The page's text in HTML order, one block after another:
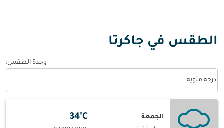
الطقس في جاكرتا
وحدة الطقس:
درجة مئوية
الجمعة
34°C